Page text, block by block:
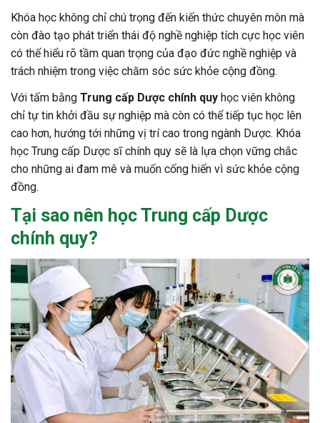
Khóa học không chỉ chú trọng đến kiến thức chuyên môn mà
còn đào tạo phát triển thái độ nghề nghiệp tích cực học viên
có thể hiểu rõ tầm quan trọng của đạo đức nghề nghiệp và
trách nhiệm trong việc chăm sóc sức khỏe cộng đồng.
Với tấm bằng Trung cấp Dược chính quy học viên không
chỉ tự tin khởi đầu sự nghiệp mà còn có thể tiếp tục học lên
cao hơn, hướng tới những vị trí cao trong ngành Dược. Khóa
học Trung cấp Dược sĩ chính quy sẽ là lựa chọn vững chắc
cho những ai đam mê và muốn cống hiến vì sức khỏe cộng
đồng.
Tại sao nên học Trung cấp Dược
chính quy?